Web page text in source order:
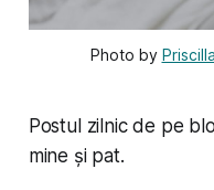
Photo by
Postul zilnic de pe
mine și pat.